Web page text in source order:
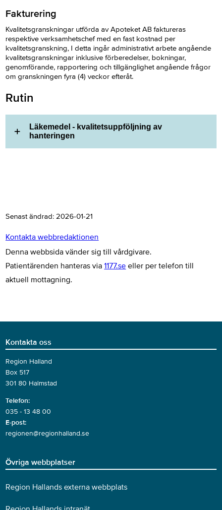
Fakturering
Kvalitetsgranskningar utförda av Apoteket AB faktureras
respektive verksamhetschef med en fast kostnad per
kvalitetsgranskning, I detta ingår administrativt arbete angående
kvalitetsgranskningar inklusive förberedelser, bokningar,
genomförande, rapportering och tillgänglighet angående frågor
om granskningen fyra (4) veckor efteråt.
Rutin
Läkemedel - kvalitetsuppföljning av
hanteringen
Senast ändrad:2026-01-21
Kontakta webbredaktionen
Denna webbsida vänder sig till vårdgivare.
Patientärenden hanteras via1177.se eller per telefon till
aktuell mottagning.
Kontakta oss
Region Halland
Box 517
301 80 Halmstad
Telefon:
035 - 13 48 00
E-post:
regionen@regionhalland.se
Övriga webbplatser
Region Hallands externa webbplats